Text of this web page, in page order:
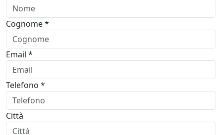
Cognome *
Email *
Telefono *
Città